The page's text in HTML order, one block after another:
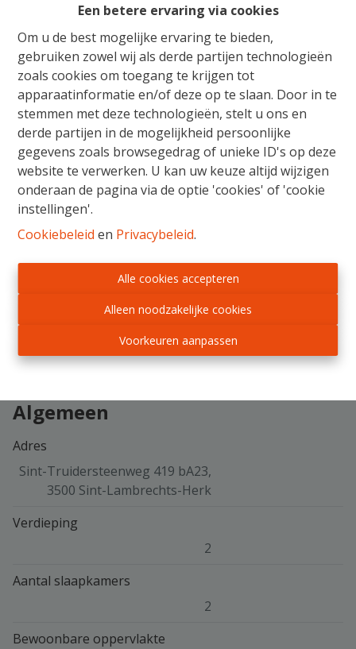
Een betere ervaring via cookies
Om u de best mogelijke ervaring te bieden,
gebruiken zowel wij als derde partijen technologieën
zoals cookies om toegang te krijgen tot
apparaatinformatie en/of deze op te slaan. Door in te
stemmen met deze technologieën, stelt u ons en
derde partijen in de mogelijkheid persoonlijke
gegevens zoals browsegedrag of unieke ID's op deze
website te verwerken. U kan uw keuze altijd wijzigen
onderaan de pagina via de optie 'cookies' of 'cookie
instellingen'.
Cookiebeleid en Privacybeleid.
Alle cookies accepteren
Alleen noodzakelijke cookies
Voorkeuren aanpassen
en een commerciële ruimte (zichtlocatie) en is gelegen
aan de zijde van de St-Truidersteenweg.
Appartement A 2.3 (2de verdieping) heeft een
bewoonbare oppervlakte van 83m² en een terras van
15m² . Elk appartement heeft de mogelijkheid om
minimaal 1 parkeerplaats en een kelderberging aan te
kopen onder het gebouw. De wooneenheden worden
tevens volledig afgewerkt verkocht, dit in overleg en
volgens de individuele wens van de kopers (zie
lastenboek). Voor meer informatie of een brochure
kan je steeds terecht op 011/213.300 –
www.immotrading.be
Delen
Algemeen
Adres
Sint-Truidersteenweg 419 bA23,
3500 Sint-Lambrechts-Herk
Verdieping
2
Aantal slaapkamers
2
Bewoonbare oppervlakte